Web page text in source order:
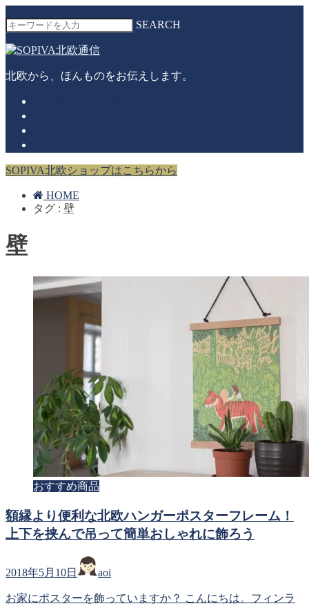
SEARCH
北欧から、ほんものをお伝えします。
SOPIVA北欧ショップはこちらから
HOME
タグ : 壁
壁
おすすめ商品
額縁より便利な北欧ハンガーポスターフレーム！
上下を挟んで吊って簡単おしゃれに飾ろう
2018年5月10日 aoi
お家にポスターを飾っていますか？ こんにちは。フィンラ